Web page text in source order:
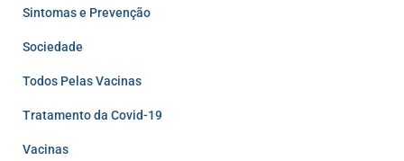
Sintomas e Prevenção
Sociedade
Todos Pelas Vacinas
Tratamento da Covid-19
Vacinas